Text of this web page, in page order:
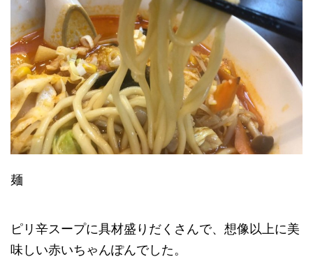
麺
ピリ辛スープに具材盛りだくさんで、想像以上に美
味しい赤いちゃんぽんでした。